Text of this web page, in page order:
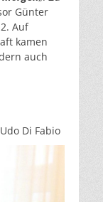
Günter
Auf
kamen
auch
Di Fabio